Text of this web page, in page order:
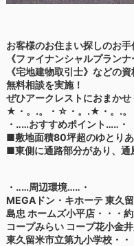
お客様のお住まい探しのお
《ファイナンシャルプラン
《宅地建物取引士》などの
無料相談を実施！
ぜひアークレストにおまかせ
★・。.。・☆・。.★・。.。
・‥…おすすめポイント…‥・
■敷地面積80坪超のゆとり
■東側に通路部分があり、通
・‥…周辺環境…‥・
MEGAドン・キホーテ 東久
島忠 ホームズ小平店・・・
コープみらい コープ花小金
東久留米市立第九小学校・